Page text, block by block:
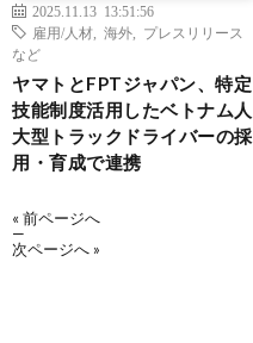
2025.11.13 13:51:56
雇用/人材
海外
プレスリリース
など
ヤマトとFPTジャパン、特定
技能制度活用したベトナム人
大型トラックドライバーの採
用・育成で連携
« 前ページへ
—
次ページへ »